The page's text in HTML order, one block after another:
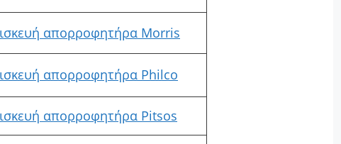
απορροφητήρα Morris
απορροφητήρα Philco
απορροφητήρα Pitsos